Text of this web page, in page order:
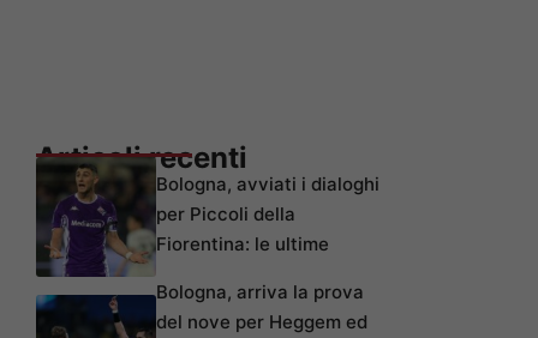
Articoli recenti
Bologna, avviati i dialoghi
per Piccoli della
Fiorentina: le ultime
Bologna, arriva la prova
del nove per Heggem ed